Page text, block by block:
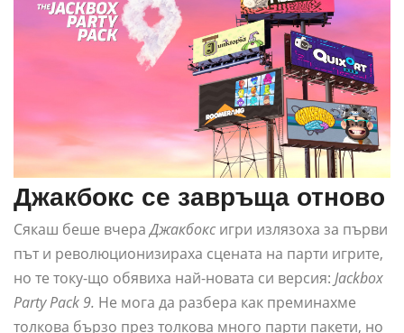
Джакбокс се завръща отново
Сякаш беше вчераДжакбокс игри излязоха за първи
път и революционизираха сцената на парти игрите,
но те току-що обявиха най-новата си версия: Jackbox
Party Pack 9. Не мога да разбера как преминахме
толкова бързо през толкова много парти пакети, но